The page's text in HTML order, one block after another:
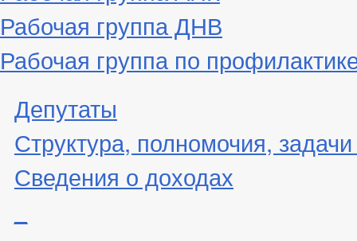
Рабочая группа ДНВ
Рабочая группа по
Депутаты
Структура, полномочия,
Сведения о доходах